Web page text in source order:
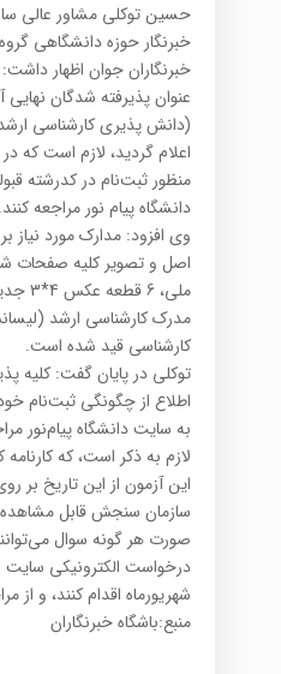
حسین توکلی مشاور عالی
خبرنگار حوزه دانشگاهی
خبرنگاران جوان اظهار
عنوان پذیرفته شدگان
منظور ثبت‌نام در کدرشته
دانشگاه پیام نور مراجعه کنند.
وی افزود: مدارک مورد نیاز
اصل و تصویر کلیه صفحات
ملی،
مدرک کارشناسی ارشد
کارشناسی قید شده است.
توکلی در پایان گفت: کلیه
به سایت دانشگاه پیام‌نور
لازم به ذکر است، که
این آزمون از این تاریخ بر
سازمان سنجش قابل مشاهده
صورت هر گونه سوال
شهریورماه اقدام کنند، و
منبع:باشگاه خبرنگاران